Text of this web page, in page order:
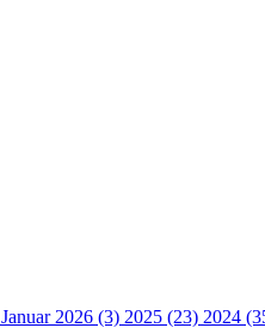
Januar 2026 (3) 2025 (23) 2024